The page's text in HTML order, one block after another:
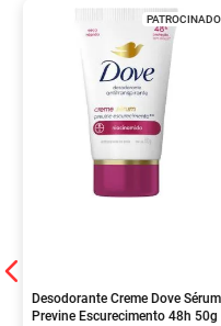
PATROCINADO
Desodorante Creme Dove Sérum
Previne Escurecimento 48h 50g